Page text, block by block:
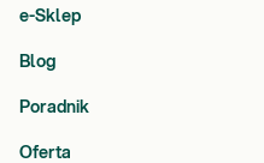
e-Sklep
Blog
Poradnik
Oferta